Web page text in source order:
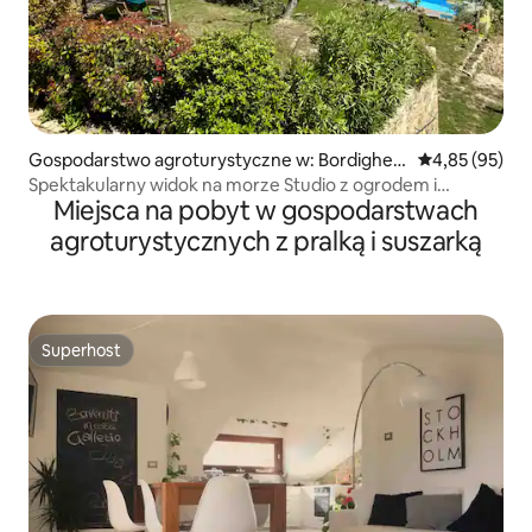
Gospodarstwo agroturystyczne w: Bordigher
a
Średnia
4,85 (95)
Spektakularny widok na morze Studio z ogrodem i
basenem
Miejsca na pobyt w gospodarstwach
agroturystycznych z pralką i suszarką
Superhost
Superhost